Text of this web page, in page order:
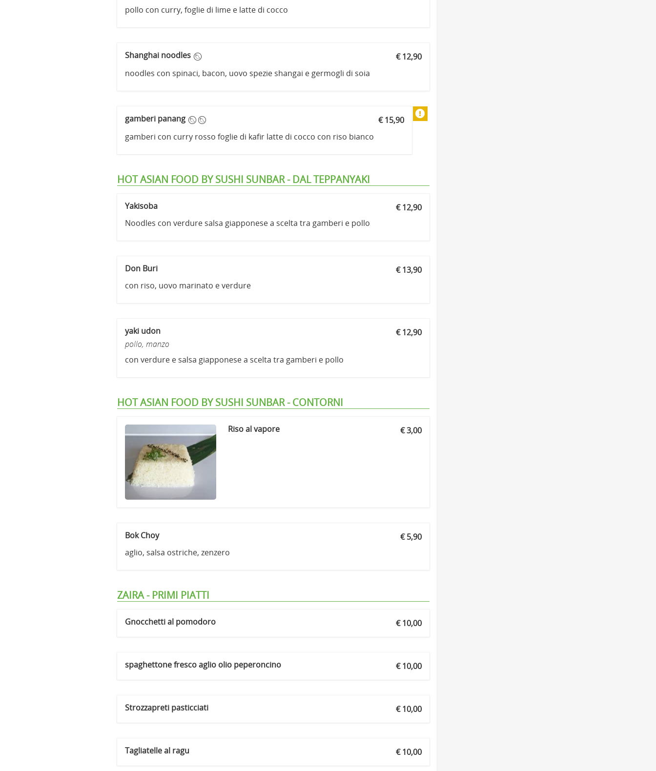
pollo con curry, foglie di lime e latte di cocco
Shanghai noodles
€ 12,90
noodles con spinaci, bacon, uovo spezie shangai e germogli di soia
gamberi panang
€ 15,90
gamberi con curry rosso foglie di kafir latte di cocco con riso bianco
HOT ASIAN FOOD BY SUSHI SUNBAR - DAL TEPPANYAKI
Yakisoba
€ 12,90
Noodles con verdure salsa giapponese a scelta tra gamberi e pollo
Don Buri
€ 13,90
con riso, uovo marinato e verdure
yaki udon
€ 12,90
pollo, manzo
con verdure e salsa giapponese a scelta tra gamberi e pollo
HOT ASIAN FOOD BY SUSHI SUNBAR - CONTORNI
Riso al vapore € 3,00
Bok Choy
€ 5,90
aglio, salsa ostriche, zenzero
ZAIRA - PRIMI PIATTI
Gnocchetti al pomodoro € 10,00
spaghettone fresco aglio olio peperoncino € 10,00
Strozzapreti pasticciati € 10,00
Tagliatelle al ragu € 10,00